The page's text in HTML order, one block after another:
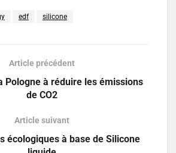
edf silicone
Article précédent
Pologne à réduire les émissions
de CO2
Article suivant
écologiques à base de Silicone